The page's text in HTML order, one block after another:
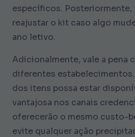
específicos. Posteriormente,
reajustar o kit caso algo
ano letivo.
Adicionalmente, vale a pena
diferentes estabelecimentos.
dos itens possa estar
vantajosa nos canais
oferecerão o mesmo custo-
evite qualquer ação